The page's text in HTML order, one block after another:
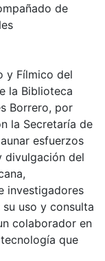
de
y Fílmico del
la Biblioteca
Borrero, por
la Secretaría de
esfuerzos
divulgación del
investigadores
uso y consulta
colaborador en
que